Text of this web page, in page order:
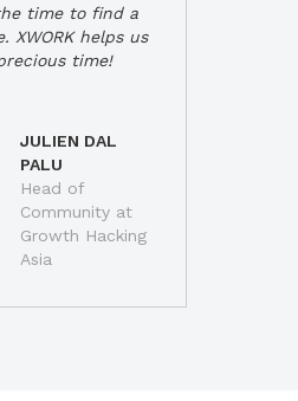
time to find a
XWORK helps us
time!
JULIEN DAL
PALU
Head of
Community at
Growth Hacking
Asia